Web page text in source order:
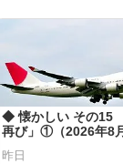
◆ 懐かしい その15
再び」①（2026年8
昨日